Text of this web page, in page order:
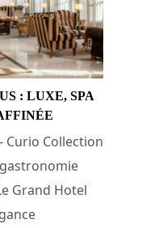
: LUXE, SPA
Curio Collection
Grand Hotel